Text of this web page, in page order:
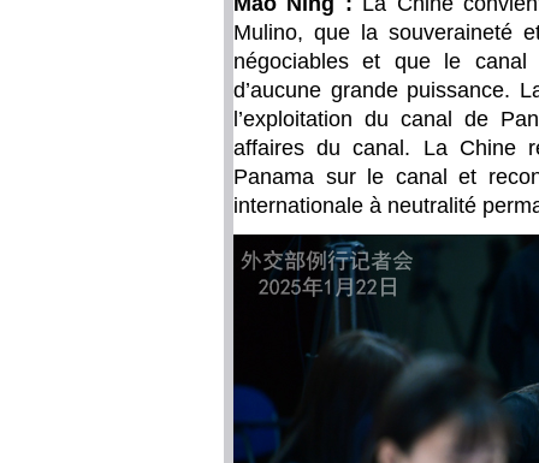
Mulino, que la souveraineté
négociables et que le
d’aucune grande puissance.
l’exploitation du canal de
affaires du canal. La Chine
Panama sur le canal et
internationale à neutralité